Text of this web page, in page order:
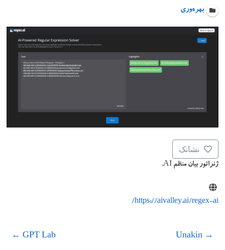
بهره‌وری
نشانک
ژنراتور بیان منظم AI.
https://aivalley.ai/regex-ai/
→
Unakin
GPT Lab
←